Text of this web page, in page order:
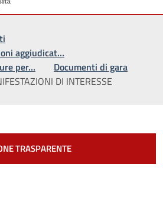
aggiudicat…
per…
Documenti di gara
DI INTERESSE
TRASPARENTE